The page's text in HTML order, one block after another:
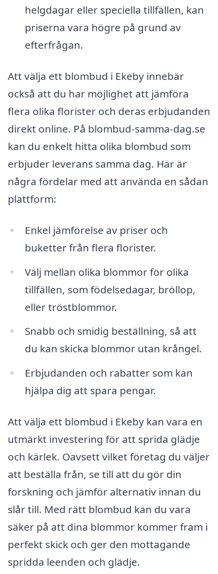
helgdagar eller speciella tillfällen, kan
priserna vara högre på grund av
efterfrågan.
Att välja ett blombud i Ekeby innebär
också att du har möjlighet att jämföra
flera olika florister och deras erbjudanden
direkt online. På blombud-samma-dag.se
kan du enkelt hitta olika blombud som
erbjuder leverans samma dag. Här är
några fördelar med att använda en sådan
plattform:
Enkel jämförelse av priser och
buketter från flera florister.
Välj mellan olika blommor för olika
tillfällen, som födelsedagar, bröllop,
eller tröstblommor.
Snabb och smidig beställning, så att
du kan skicka blommor utan krångel.
Erbjudanden och rabatter som kan
hjälpa dig att spara pengar.
Att välja ett blombud i Ekeby kan vara en
utmärkt investering för att sprida glädje
och kärlek. Oavsett vilket företag du väljer
att beställa från, se till att du gör din
forskning och jämför alternativ innan du
slår till. Med rätt blombud kan du vara
säker på att dina blommor kommer fram i
perfekt skick och ger den mottagande
spridda leenden och glädje.